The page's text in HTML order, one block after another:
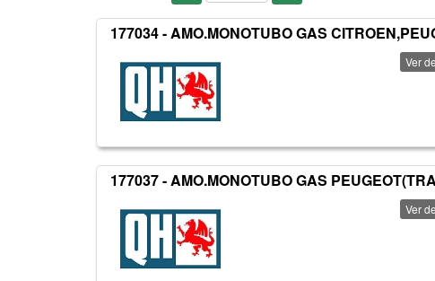
177034 - AMO.MONOTUBO GAS
Ver
177037 - AMO.MONOTUBO GAS
Ver